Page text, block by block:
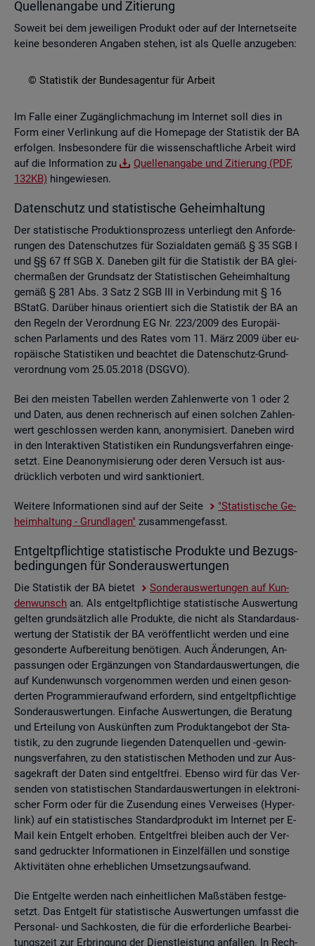
Quel­len­an­ga­be und Zi­tie­rung
So­weit bei dem je­wei­li­gen Pro­dukt oder auf der In­ter­net­sei­te
keine be­son­de­ren An­ga­ben ste­hen, ist als Quel­le an­zu­ge­ben:
© Sta­tis­tik der Bun­des­agen­tur für Ar­beit
Im Falle einer Zu­gäng­lich­ma­chung im In­ter­net soll dies in
Form einer Ver­lin­kung auf die Home­page der Sta­tis­tik der BA
er­fol­gen. Ins­be­son­de­re für die wis­sen­schaft­li­che Ar­beit wird
auf die In­for­ma­ti­on zu
Quel­len­an­ga­be und Zi­tie­rung (PDF,
132KB) hin­ge­wie­sen.
Da­ten­schutz und sta­tis­ti­sche Ge­heim­hal­tung
Der sta­tis­ti­sche Pro­duk­ti­ons­pro­zess un­ter­liegt den An­for­de­
run­gen des Da­ten­schut­zes für So­zi­al­da­ten gemäß § 35 SGB I
und §§ 67 ff SGB X. Da­ne­ben gilt für die Sta­tis­tik der BA glei­
cher­ma­ßen der Grund­satz der Sta­tis­ti­schen Ge­heim­hal­tung
gemäß § 281 Abs. 3 Satz 2 SGB III in Ver­bin­dung mit § 16
BStatG. Dar­über hin­aus ori­en­tiert sich die Sta­tis­tik der BA an
den Re­geln der Ver­ord­nung EG Nr. 223/2009 des Eu­ro­päi­
schen Par­la­ments und des Rates vom 11. März 2009 über eu­
ro­päi­sche Sta­tis­ti­ken und be­ach­tet die Da­ten­schutz-Grund­
ver­ord­nung vom 25.05.2018 (DSGVO).
Bei den meis­ten Ta­bel­len wer­den Zah­len­wer­te von 1 oder 2
und Daten, aus denen rech­ne­risch auf einen sol­chen Zah­len­
wert ge­schlos­sen wer­den kann, an­ony­mi­siert. Da­ne­ben wird
in den In­ter­ak­ti­ven Sta­tis­ti­ken ein Run­dungs­ver­fah­ren ein­ge­
setzt. Eine De­an­ony­mi­sie­rung oder deren Ver­such ist aus­
drück­lich ver­bo­ten und wird sank­tio­niert.
Wei­te­re In­for­ma­tio­nen sind auf der Seite
"Sta­tis­ti­sche Ge­
heim­hal­tung - Grund­la­gen" zu­sam­men­ge­fasst.
Ent­gelt­pflich­ti­ge sta­tis­ti­sche Pro­duk­te und Be­zugs­
be­din­gun­gen für Son­der­aus­wer­tun­gen
Die Sta­tis­tik der BA bie­tet
Son­der­aus­wer­tun­gen auf Kun­
den­wunsch an. Als ent­gelt­pflich­ti­ge sta­tis­ti­sche Aus­wer­tung
gel­ten grund­sätz­lich alle Pro­duk­te, die nicht als Stan­dard­aus­
wer­tung der Sta­tis­tik der BA ver­öf­fent­licht wer­den und eine
ge­son­der­te Auf­be­rei­tung be­nö­ti­gen. Auch Än­de­run­gen, An­
pas­sun­gen oder Er­gän­zun­gen von Stan­dard­aus­wer­tun­gen, die
auf Kun­den­wunsch vor­ge­nom­men wer­den und einen ge­son­
der­ten Pro­gram­mier­auf­wand er­for­dern, sind ent­gelt­pflich­ti­ge
Son­der­aus­wer­tun­gen. Ein­fa­che Aus­wer­tun­gen, die Be­ra­tung
und Er­tei­lung von Aus­künf­ten zum Pro­dukt­an­ge­bot der Sta­
tis­tik, zu den zu­grun­de lie­gen­den Da­ten­quel­len und -ge­win­
nungs­ver­fah­ren, zu den sta­tis­ti­schen Me­tho­den und zur Aus­
sa­ge­kraft der Daten sind ent­gelt­frei. Eben­so wird für das Ver­
sen­den von sta­tis­ti­schen Stan­dard­aus­wer­tun­gen in elek­tro­ni­
scher Form oder für die Zu­sen­dung eines Ver­wei­ses (Hy­per­
link) auf ein sta­tis­ti­sches Stan­dard­pro­dukt im In­ter­net per E-
Mail kein Ent­gelt er­ho­ben. Ent­gelt­frei blei­ben auch der Ver­
sand ge­druck­ter In­for­ma­tio­nen in Ein­zel­fäl­len und sons­ti­ge
Ak­ti­vi­tä­ten ohne er­heb­li­chen Um­set­zungs­auf­wand.
Die Ent­gel­te wer­den nach ein­heit­li­chen Maß­stä­ben fest­ge­
setzt. Das Ent­gelt für sta­tis­ti­sche Aus­wer­tun­gen um­fasst die
Per­so­nal- und Sach­kos­ten, die für die er­for­der­li­che Be­ar­bei­
tungs­zeit zur Er­brin­gung der Dienst­leis­tung an­fal­len. In Rech­